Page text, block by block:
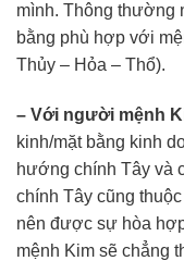
mình. Thông thường
bằng phù hợp với
Thủy – Hỏa – Thổ).
– Với người mệnh
kinh/mặt bằng kinh
hướng chính Tây và
chính Tây cũng
nên được sự hòa
mệnh Kim sẽ chẳng